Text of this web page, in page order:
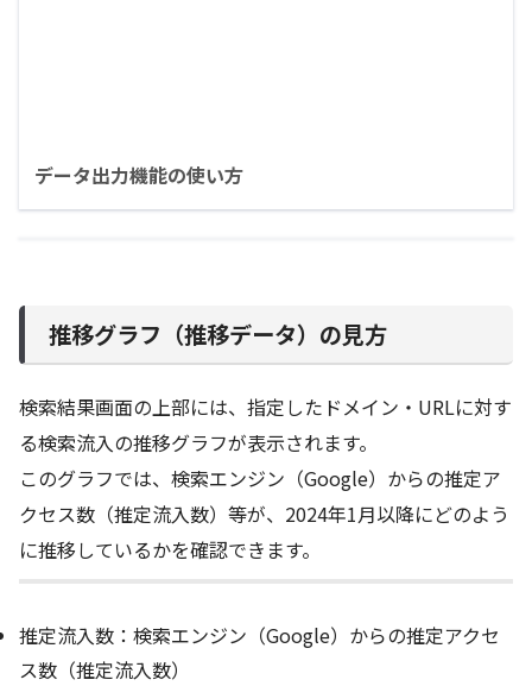
データ出力機能の使い方
推移グラフ（推移データ）の見方
検索結果画面の上部には、指定したドメイン・URLに対す
る検索流入の推移グラフが表示されます。
このグラフでは、検索エンジン（Google）からの推定ア
クセス数（推定流入数）等が、2024年1月以降にどのよう
に推移しているかを確認できます。
推定流入数：検索エンジン（Google）からの推定アクセ
ス数（推定流入数）